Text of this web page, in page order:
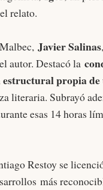
relato.
Javier Salinas
autor. Destacó la
estructural propia
literaria. Subrayó
esas 14 horas
Restoy se
más